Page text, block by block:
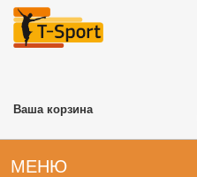
Ваша корзина
МЕНЮ